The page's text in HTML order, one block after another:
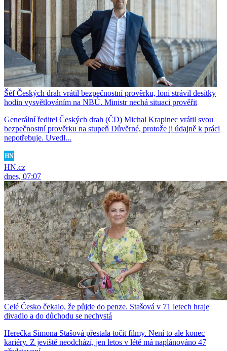
Šéf Českých drah vrátil bezpečnostní prověrku, loni strávil desítky
hodin vysvětlováním na NBÚ. Ministr nechá situaci prověřit
Generální ředitel Českých drah (ČD) Michal Krapinec vrátil svou
bezpečnostní prověrku na stupeň Důvěrné, protože ji údajně k práci
nepotřebuje. Uvedl...
HN.cz
dnes, 07:07
Celé Česko čekalo, že půjde do penze. Stašová v 71 letech hraje
divadlo a do důchodu se nechystá
Herečka Simona Stašová přestala točit filmy. Není to ale konec
kariéry. Z jeviště neodchází, jen letos v létě má naplánováno 47